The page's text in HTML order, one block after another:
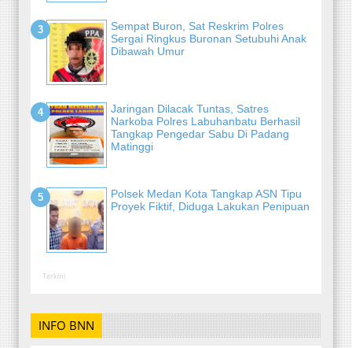
Sempat Buron, Sat Reskrim Polres
Sergai Ringkus Buronan Setubuhi Anak
Dibawah Umur
Jaringan Dilacak Tuntas, Satres
Narkoba Polres Labuhanbatu Berhasil
Tangkap Pengedar Sabu Di Padang
Matinggi
Polsek Medan Kota Tangkap ASN Tipu
Proyek Fiktif, Diduga Lakukan Penipuan
Terkini
INFO BNN